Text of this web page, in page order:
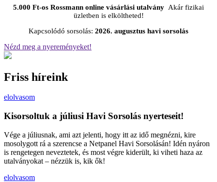
5.000 Ft-os Rossmann online vásárlási utalvány Akár fizikai
üzletben is elköltheted!
Kapcsolódó sorsolás: 2026. augusztus havi sorsolás
Nézd meg a nyereményeket!
Friss híreink
elolvasom
Kisorsoltuk a júliusi Havi Sorsolás nyerteseit!
Vége a júliusnak, ami azt jelenti, hogy itt az idő megnézni, kire
mosolygott rá a szerencse a Netpanel Havi Sorsolásán! Idén nyáron
is rengetegen neveztetek, és most végre kiderült, ki viheti haza az
utalványokat – nézzük is, kik ők!
elolvasom